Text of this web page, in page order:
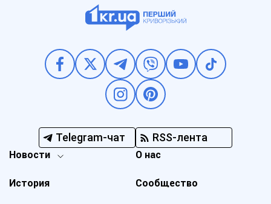
Telegram-чат RSS-лента
Новости
История
О нас
Сообщество